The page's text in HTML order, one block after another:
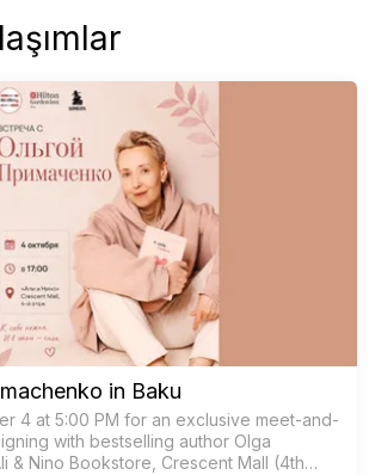
in Baku
4 at 5:00 PM for an exclusive meet-and-
with bestselling author Olga
& Nino Bookstore, Crescent Mall (4th